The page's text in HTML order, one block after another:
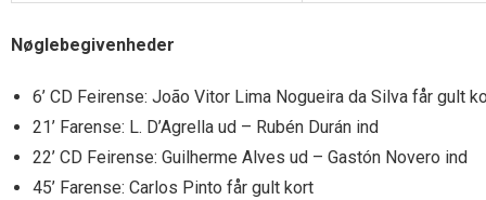
Nøglebegivenheder
6’ CD Feirense: João Vitor Lima Nogueira da Silva får gult
21’ Farense: L. D’Agrella ud – Rubén Durán ind
22’ CD Feirense: Guilherme Alves ud – Gastón Novero ind
45’ Farense: Carlos Pinto får gult kort